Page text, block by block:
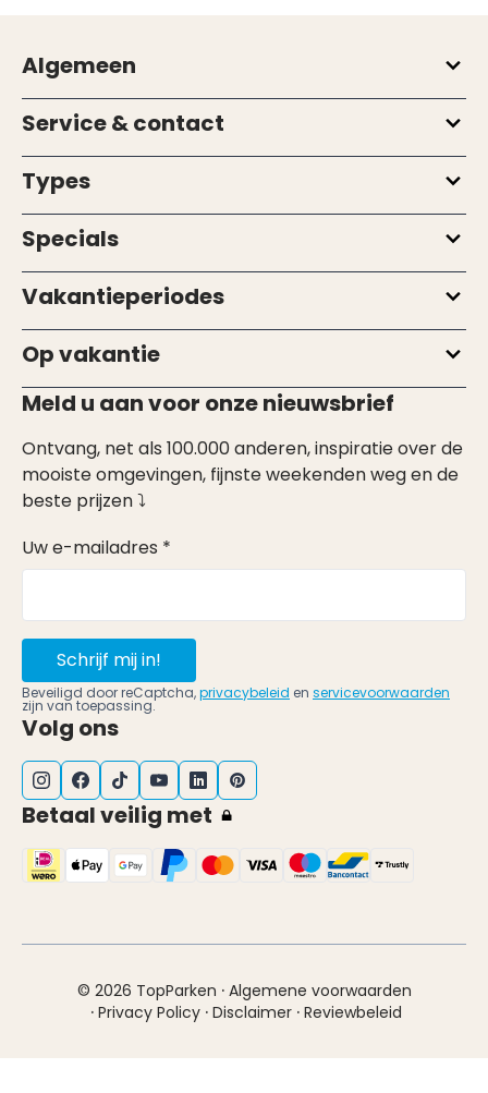
Algemeen
Service & contact
Types
Specials
Vakantieperiodes
Op vakantie
Meld u aan voor onze nieuwsbrief
Ontvang, net als 100.000 anderen, inspiratie over de
mooiste omgevingen, fijnste weekenden weg en de
beste prijzen ⤵
Uw e-mailadres *
Schrijf mij in!
Beveiligd door reCaptcha,privacybeleid en servicevoorwaarden
zijn van toepassing.
Volg ons
Betaal veilig met
© 2026 TopParken · Algemene voorwaarden
· Privacy Policy · Disclaimer · Reviewbeleid